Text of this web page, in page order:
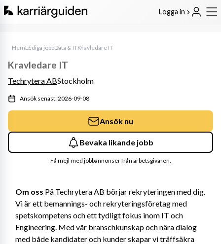
Logga in
HemLediga jobbData & ITKravledare IT
Om oss På Techrytera AB börjar rekryteringen med dig.
Vi är ett bemannings- och rekryteringsföretag med
spetskompetens och ett tydligt fokus inom IT och
Engineering. Med vår branschkunskap och nära dialog
med både kandidater och kunder skapar vi träffsäkra
Kravledare IT
Techrytera ABStockholm
Ansök senast: 2026-09-08
Ansök nu
Bevaka likande jobb
Få mejl med jobbannonser från arbetsgivaren.